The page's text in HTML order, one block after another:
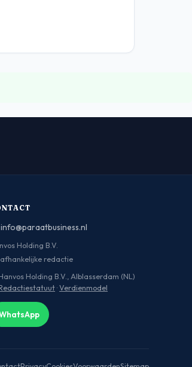
info@paraatbusiness.nl
Holding B.V.
redactie
Holding B.V., Alblasserdam (NL)
·Verdienmodel